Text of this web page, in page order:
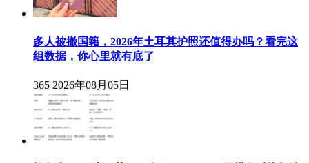
多人被撤国籍，2026年土耳其护照还值得办吗？看完这
组数据，你心里就有底了
365 2026年08月05日